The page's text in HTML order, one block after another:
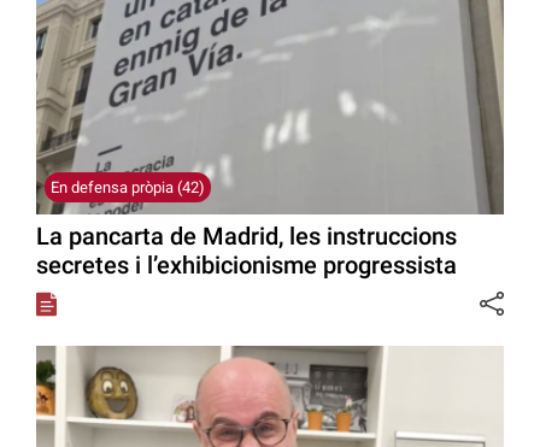
En defensa pròpia (42)
La pancarta de Madrid, les instruccions
secretes i l’exhibicionisme progressista